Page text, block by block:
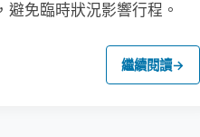
免臨時狀況影響行程。
繼續閱讀→